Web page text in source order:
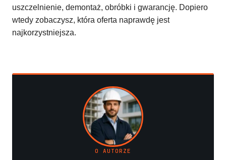
uszczelnienie, demontaż, obróbki i gwarancję. Dopiero
wtedy zobaczysz, która oferta naprawdę jest
najkorzystniejsza.
O AUTORZE